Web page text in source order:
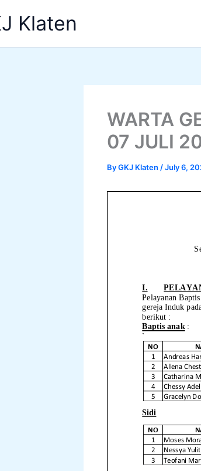
Klaten
WARTA
07 JULI
ByGKJ Klaten /July 6,